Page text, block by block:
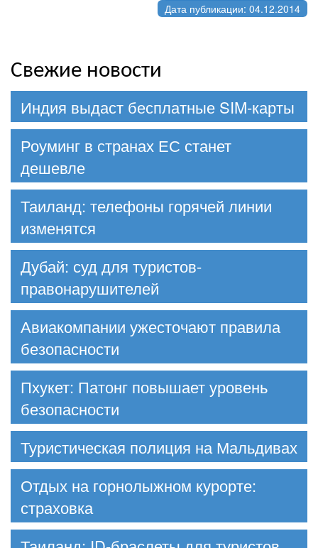
Дата публикации: 04.12.2014
Свежие новости
Индия выдаст бесплатные SIM-карты
Роуминг в странах ЕС станет
дешевле
Таиланд: телефоны горячей линии
изменятся
Дубай: суд для туристов-
правонарушителей
Авиакомпании ужесточают правила
безопасности
Пхукет: Патонг повышает уровень
безопасности
Туристическая полиция на Мальдивах
Отдых на горнолыжном курорте:
страховка